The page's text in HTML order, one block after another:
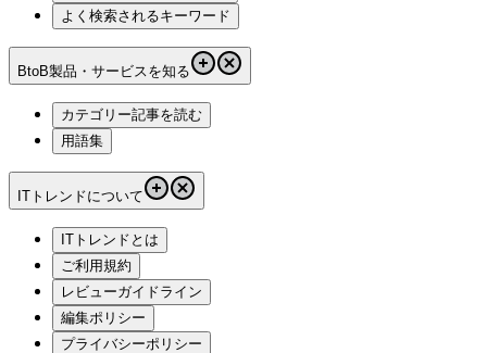
よく検索されるキーワード
BtoB製品・サービスを知る
カテゴリー記事を読む
用語集
ITトレンドについて
ITトレンドとは
ご利用規約
レビューガイドライン
編集ポリシー
プライバシーポリシー